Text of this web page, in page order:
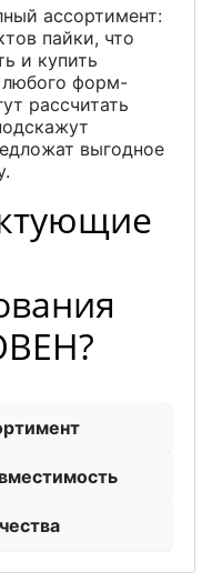
ассортимент:
пайки, что
и купить
любого форм-
рассчитать
выгодное